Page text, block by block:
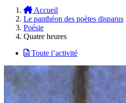
Accueil
Le panthéon des poètes disparus
Poésie
Quatre heures
Toute l’activité